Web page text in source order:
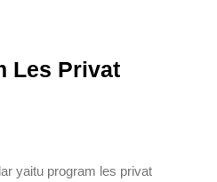
Les Privat
yaitu program les privat